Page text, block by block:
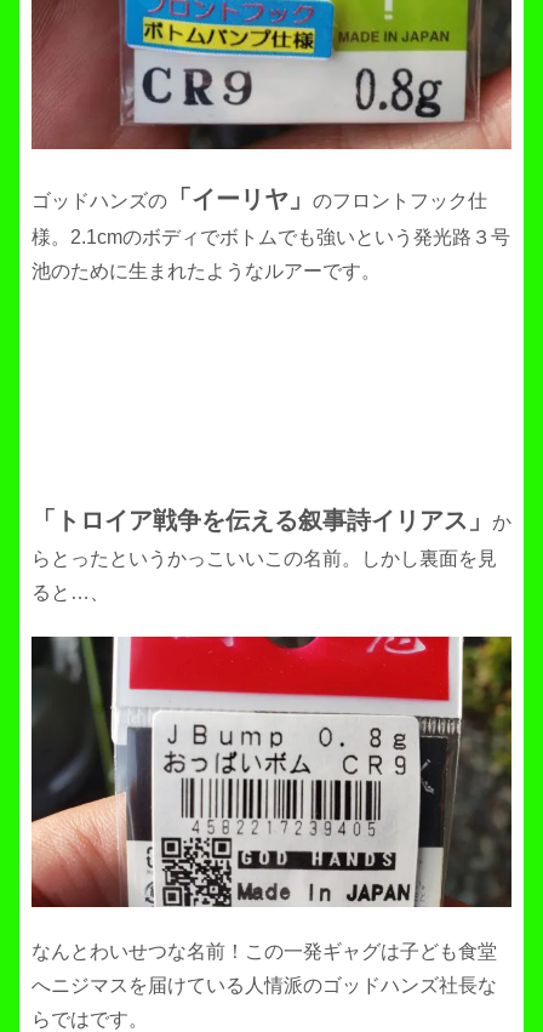
ゴッドハンズの 「イーリヤ」
のフロントフック仕
様。2.1cmのボディでボトムでも強いという発光路３号
池のために生まれたようなルアーです。
「トロイア戦争を伝える叙事詩イリアス」
か
らとったというかっこいいこの名前。しかし裏面を見
ると…、
なんとわいせつな名前！この一発ギャグは子ども食堂
へニジマスを届けている人情派のゴッドハンズ社長な
らではです。